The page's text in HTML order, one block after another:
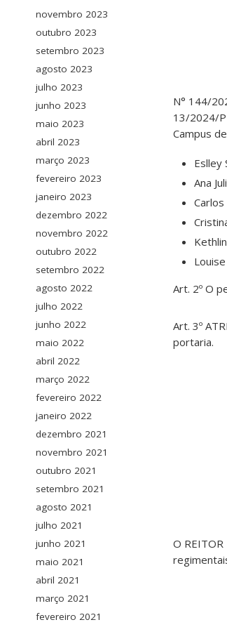
novembro 2023
outubro 2023
setembro 2023
agosto 2023
julho 2023
junho 2023
maio 2023
abril 2023
março 2023
fevereiro 2023
janeiro 2023
dezembro 2022
novembro 2022
outubro 2022
setembro 2022
agosto 2022
julho 2022
junho 2022
maio 2022
abril 2022
março 2022
fevereiro 2022
janeiro 2022
dezembro 2021
novembro 2021
outubro 2021
setembro 2021
agosto 2021
julho 2021
junho 2021
maio 2021
abril 2021
março 2021
fevereiro 2021
N° 144/
13/2024/
Campus
Eslley
Ana
Carlos
Art. 2º O
Art. 3º
portaria.
O REITOR